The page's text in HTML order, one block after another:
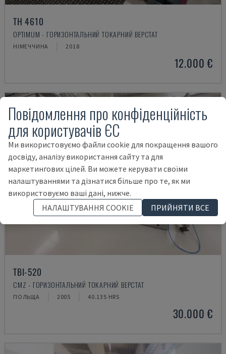
TH 4610
OPTIMUM - ГОРИЗОНТАЛЬНИЙ ТОКАРНИЙ ВЕРСТАТ
НІМЕЧЧИНА 2018
12.000 €
TBI-520
CMZ - ГОРИЗОНТАЛЬНИЙ ТОКАРНИЙ ВЕРСТАТ
ПОЛЬЩА 2005 40.135 HRS
30.000 €
Повідомлення про конфіденційність
для користувачів ЄС
Ми використовуємо файли cookie для покращення вашого
досвіду, аналізу використання сайту та для
маркетингових цілей. Ви можете керувати своїми
налаштуваннями та дізнатися більше про те, як ми
використовуємо ваші дані, нижче.
НАЛАШТУВАННЯ COOKIE
ПРИЙНЯТИ ВСЕ